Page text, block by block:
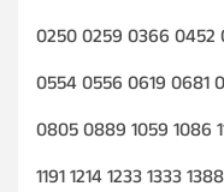
0250 0259 0366 0452
0554 0556 0619 0681
0805 0889 1059 1086
1191 1214 1233 1333 1388